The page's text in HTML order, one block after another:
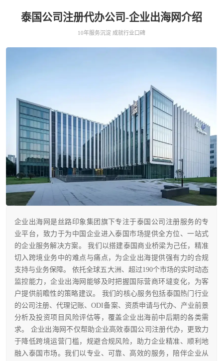
泰国公司注册代办公司-企业出海网介绍
10年服务沉淀 成就行业口碑
企业出海网是丝路印象集团旗下专注于泰国公司注册服务的专
业平台，致力于为中国企业进入泰国市场提供全方位、一站式
的企业服务解决方案。 我们以搭建泰国商业桥梁为己任，精准
切入跨境业务中的难点与痛点，为企业出海提供强有力的合规
支持与业务保障。 依托全球五大洲、超过190个市场的实时动态
监控能力，企业出海网能够及时把握国际营商环墶变化，为客
户提供前瞻性的策略建议。 我们的核心服务包括泰国热门行业
的公司注册、代理记账、ODI备案、资质申请与代办、产业前景
分析及投资项目风险评估等，覆盖企业出海前中后期的各类需
求。 企业出海网不仅帮助企业高效泰国公司注册代办，更致力
于降低跨境运营门槛，规避合规风险，助力企业精准、顺利地
融入泰国市场。我们以专业、可靠、高效的服务，陪伴企业从